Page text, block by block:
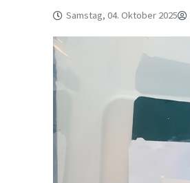
Samstag, 04. Oktober 2025